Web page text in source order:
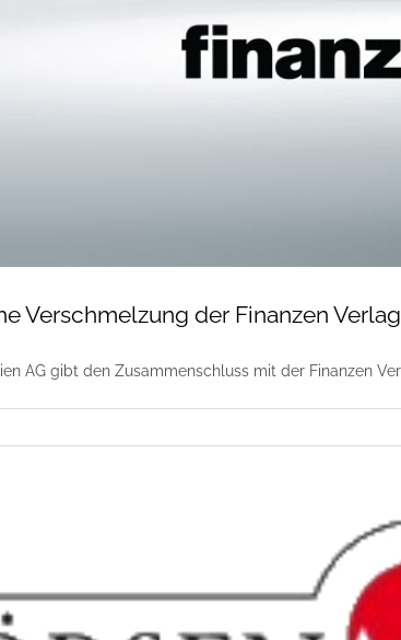
Verschmelzung der Finanzen
AG gibt den Zusammenschluss mit der Finanzen